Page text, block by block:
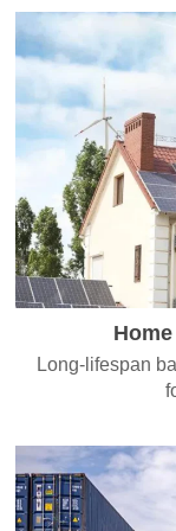
Long-lifespan